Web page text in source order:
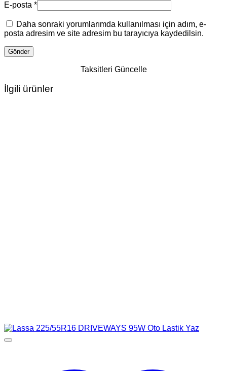
E-posta *
Daha sonraki yorumlarımda kullanılması için adım, e-
posta adresim ve site adresim bu tarayıcıya kaydedilsin.
Taksitleri Güncelle
İlgili ürünler